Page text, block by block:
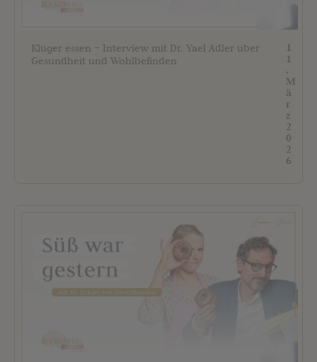
Klüger essen – Interview mit Dr. Yael Adler über
Gesundheit und Wohlbefinden
1
1
.
M
ä
r
z
2
0
2
6